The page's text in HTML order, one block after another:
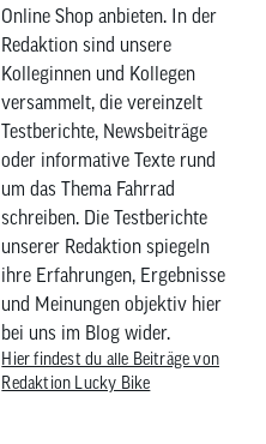
Online Shop anbieten. In der
Redaktion sind unsere
Kolleginnen und Kollegen
versammelt, die vereinzelt
Testberichte, Newsbeiträge
oder informative Texte rund
um das Thema Fahrrad
schreiben. Die Testberichte
unserer Redaktion spiegeln
ihre Erfahrungen, Ergebnisse
und Meinungen objektiv hier
bei uns im Blog wider.
Hier findest du alle Beiträge von
Redaktion Lucky Bike